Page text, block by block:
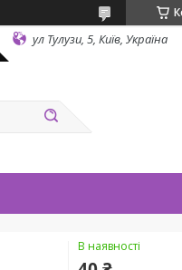
ул Тулузи, 5, Київ, Україна
В наявності